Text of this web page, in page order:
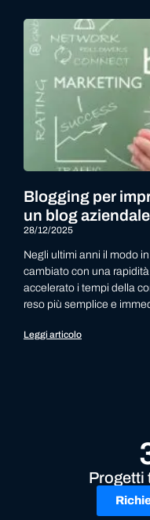
Blogging per
un blog
28/12/2025
Negli ultimi anni il modo
cambiato con una
accelerato i tempi della
reso più semplice e
Leggi articolo
Progetti